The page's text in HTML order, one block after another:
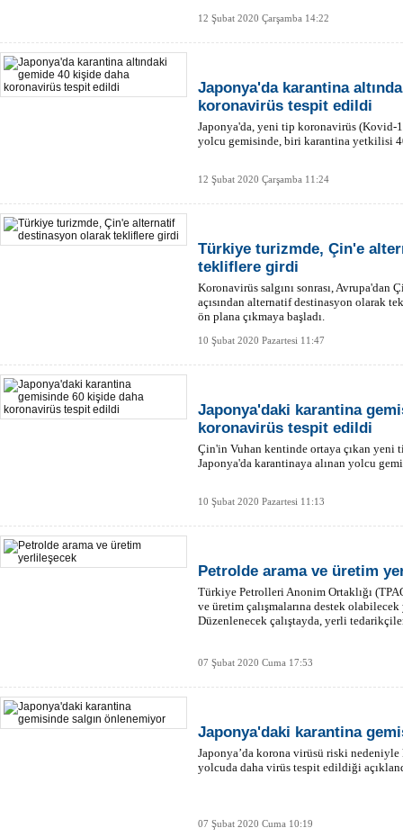
12 Şubat 2020 Çarşamba 14:22
Japonya'da karantina
koronavirüs tespit edildi
Japonya'da, yeni tip koronavirüs (Kovid-
yolcu gemisinde, biri karantina yetkilisi
12 Şubat 2020 Çarşamba 11:24
Türkiye turizmde, Çin'e
tekliflere girdi
Koronavirüs salgını sonrası,
açısından alternatif destinasyon olarak
ön plana çıkmaya başladı.
10 Şubat 2020 Pazartesi 11:47
Japonya'daki karantina
koronavirüs tespit edildi
Çin'in Vuhan kentinde ortaya çıkan yeni
Japonya'da karantinaya alınan yolcu
10 Şubat 2020 Pazartesi 11:13
Petrolde arama ve üretim
Türkiye Petrolleri Anonim Ortaklığı
ve üretim çalışmalarına destek
Düzenlenecek çalıştayda, yerli
07 Şubat 2020 Cuma 17:53
Japonya'daki karantina
Japonya’da korona virüsü riski
yolcuda daha virüs tespit edildiği
07 Şubat 2020 Cuma 10:19